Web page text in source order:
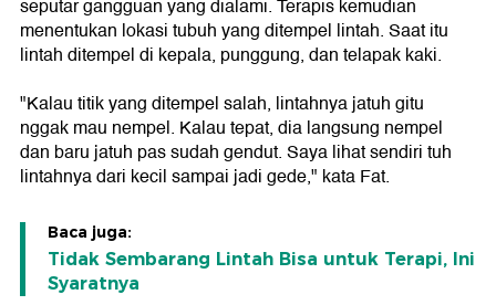
seputar gangguan yang dialami. Terapis kemudian
menentukan lokasi tubuh yang ditempel lintah. Saat itu
lintah ditempel di kepala, punggung, dan telapak kaki.
"Kalau titik yang ditempel salah, lintahnya jatuh gitu
nggak mau nempel. Kalau tepat, dia langsung nempel
dan baru jatuh pas sudah gendut. Saya lihat sendiri tuh
lintahnya dari kecil sampai jadi gede," kata Fat.
Baca juga:
Tidak Sembarang Lintah Bisa untuk Terapi, Ini
Syaratnya